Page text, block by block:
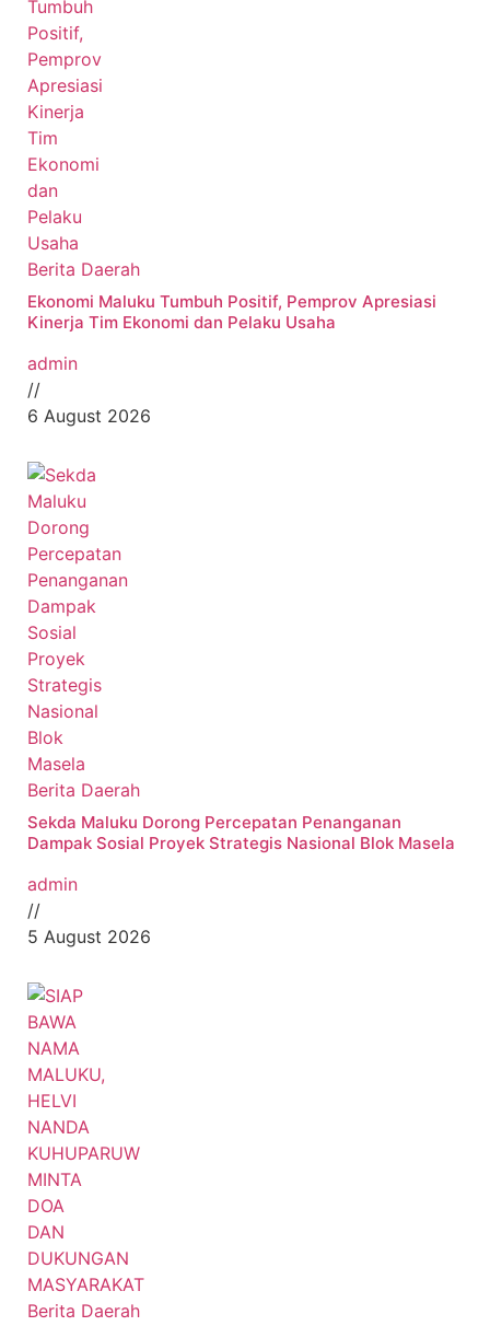
Berita Daerah
Ekonomi Maluku Tumbuh Positif, Pemprov Apresiasi
Kinerja Tim Ekonomi dan Pelaku Usaha
admin
//
6 August 2026
Berita Daerah
Sekda Maluku Dorong Percepatan Penanganan
Dampak Sosial Proyek Strategis Nasional Blok Masela
admin
//
5 August 2026
Berita Daerah